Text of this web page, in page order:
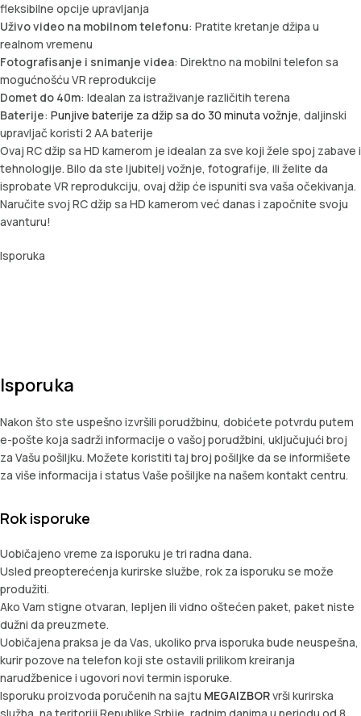
fleksibilne opcije upravljanja
Uživo video na mobilnom telefonu: Pratite kretanje džipa u
realnom vremenu
Fotografisanje i snimanje videa: Direktno na mobilni telefon sa
mogućnošću VR reprodukcije
Domet do 40m: Idealan za istraživanje različitih terena
Baterije: Punjive baterije za džip sa do 30 minuta vožnje, daljinski
upravljač koristi 2 AA baterije
Ovaj RC džip sa HD kamerom je idealan za sve koji žele spoj zabave i
tehnologije. Bilo da ste ljubitelj vožnje, fotografije, ili želite da
isprobate VR reprodukciju, ovaj džip će ispuniti sva vaša očekivanja.
Naručite svoj RC džip sa HD kamerom već danas i započnite svoju
avanturu!
Isporuka
Isporuka
Nakon što ste uspešno izvršili porudžbinu, dobićete potvrdu putem
e-pošte koja sadrži informacije o vašoj porudžbini, uključujući broj
za Vašu pošiljku. Možete koristiti taj broj pošiljke da se informišete
za više informacija i status Vaše pošiljke na našem kontakt centru.
Rok isporuke
Uobičajeno vreme za isporuku je tri radna dana.
Usled preopterećenja kurirske službe, rok za isporuku se može
produžiti.
Ako Vam stigne otvaran, lepljen ili vidno oštećen paket, paket niste
dužni da preuzmete.
Uobičajena praksa je da Vas, ukoliko prva isporuka bude neuspešna,
kurir pozove na telefon koji ste ostavili prilikom kreiranja
narudžbenice i ugovori novi termin isporuke.
Isporuku proizvoda poručenih na sajtu MEGAIZBORvrši kurirska